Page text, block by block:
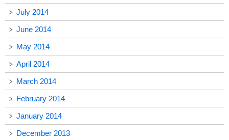
July 2014
June 2014
May 2014
April 2014
March 2014
February 2014
January 2014
December 2013